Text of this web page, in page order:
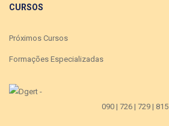
CURSOS
Próximos Cursos
Formações Especializadas
090 | 726 | 729 | 815